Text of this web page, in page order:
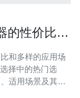
的性价比与
和多样的应用场
择中的热门选
适用场景及其在